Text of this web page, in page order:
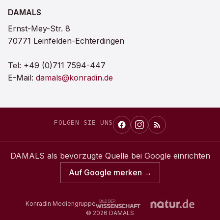
DAMALS
Ernst-Mey-Str. 8
70771 Leinfelden-Echterdingen
Tel: +49 (0)711 7594-447
E-Mail: damals@konradin.de
FOLGEN SIE UNS
DAMALS als bevorzugte Quelle bei Google einrichten
Auf Google merken →
Konradin Mediengruppe
© 2026 DAMALS